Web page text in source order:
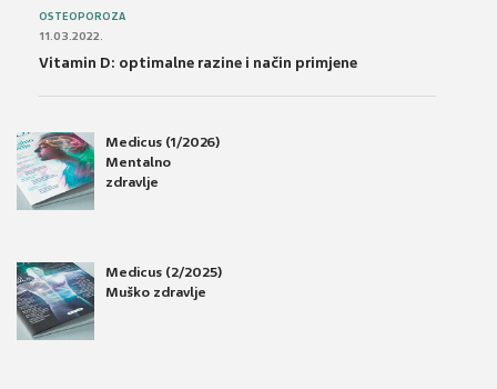
OSTEOPOROZA
11.03.2022.
Vitamin D: optimalne razine i način primjene
Medicus (1/2026)
Mentalno
zdravlje
Medicus (2/2025)
Muško zdravlje